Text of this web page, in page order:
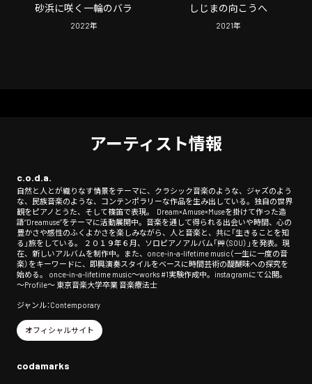
砂浜に咲く一輪のバラ
2022年
しじまの向こうへ
2021年
アーティスト情報
c.o.d.a.
自然と人とが織りなす情景をテーマに、クラシック音楽のような、ジャズのよう
な、民族音楽のような、コンテンポラリーな作品を生み出している。独自の世界
観をピアノとうた、そして篠笛で表現。 Dream×Amuse×Museを掛けて作った造
語“Dreamuse”をテーマに活動展開中。音楽を通して得られる出会いや時間、心の
豊かさや感性のふくよかさを楽しみながら、人と音楽と、共に「生きることを知
る」旅をしている。 ２０１９年６月、ソロピアノアルバム「艸（SOU）」を発表。現
在、新しいアルバムを制作中。また、once-in-a-lifetime music（一生に一度の音
楽）をキーワードに、即興演奏スタイルをベースに時間芸術の醍醐味への探究を
始める。 once-in-a-lifetime music〜works #1実験作成中。instagramにて公開。
～Profile～ 東京音楽大学卒業 音楽療法士
ジャンル：Contemporary
オフィシャルサイト
codamarks